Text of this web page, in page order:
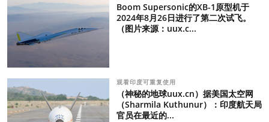
Boom Supersonic的XB-1原型机于
2024年8月26日进行了第二次试飞。
（图片来源：uux.c...
观看印度可重复使用
（神秘的地球uux.cn）据美国太空网
（Sharmila Kuthunur）：印度航天局
官员在最近的...